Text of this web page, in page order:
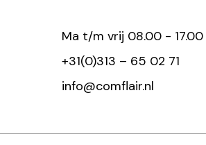
Ma t/m vrij 08.00 - 17.00
+31(0)313 – 65 02 71
info@comflair.nl